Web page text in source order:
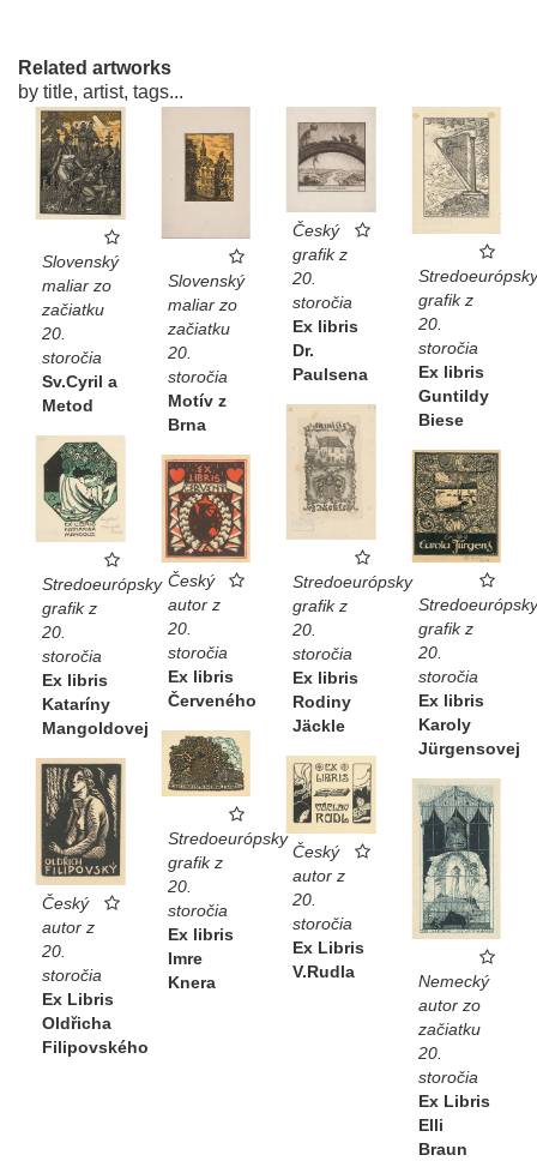
Related artworks
by title, artist, tags...
Slovenský
maliar zo
začiatku
20.
storočia
Sv.Cyril a
Metod
Slovenský
maliar zo
začiatku
20.
storočia
Motív z
Brna
Český
grafik z
20.
storočia
Ex libris
Dr.
Paulsena
Stredoeurópsky
grafik z
20.
storočia
Ex libris
Guntildy
Biese
Stredoeurópsky
grafik z
20.
storočia
Ex libris
Rodiny
Jäckle
Stredoeurópsky
grafik z
20.
storočia
Ex libris
Kataríny
Mangoldovej
Stredoeurópsky
grafik z
20.
storočia
Ex libris
Karoly
Jürgensovej
Český
autor z
20.
storočia
Ex libris
Červeného
Stredoeurópsky
grafik z
20.
storočia
Ex libris
Imre
Knera
Český
autor z
20.
storočia
Ex Libris
V.Rudla
Český
autor z
20.
storočia
Ex Libris
Oldřicha
Filipovského
Nemecký
autor zo
začiatku
20.
storočia
Ex Libris
Elli
Braun